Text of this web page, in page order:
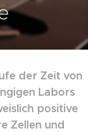
der Zeit von
Labors
positive
Zellen und